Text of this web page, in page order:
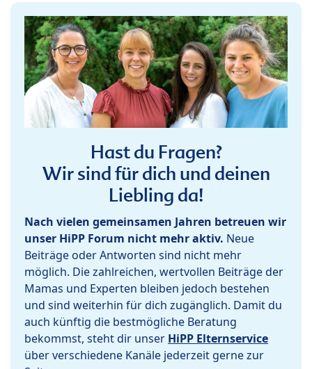
Hast du Fragen?
Wir sind für dich und deinen
Liebling da!
Nach vielen gemeinsamen Jahren betreuen wir
unser HiPP Forum nicht mehr aktiv. Neue
Beiträge oder Antworten sind nicht mehr
möglich. Die zahlreichen, wertvollen Beiträge der
Mamas und Experten bleiben jedoch bestehen
und sind weiterhin für dich zugänglich. Damit du
auch künftig die bestmögliche Beratung
bekommst, steht dir unser HiPP Elternservice
über verschiedene Kanäle jederzeit gerne zur